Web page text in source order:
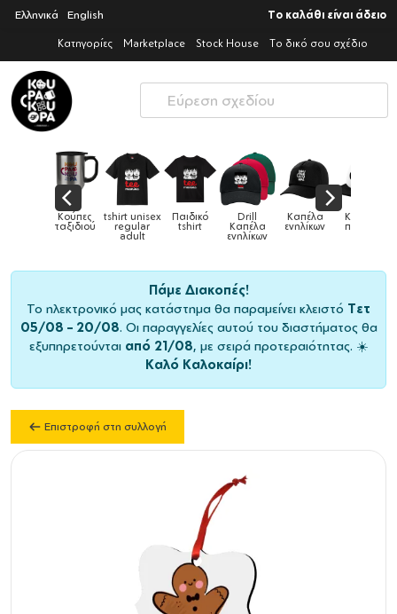
Ελληνικά English Το καλάθι είναι άδειο
Κατηγορίες Marketplace Stock House Το δικό σου σχέδιο
Κούπες
ταξιδιού
tshirt unisex
regular
adult
Παιδικό
tshirt
Drill
Καπέλα
ενηλίκων
Καπέλα
ενηλίκων
Καπέλα
παιδικά
Πάμε Διακοπές!
Το ηλεκτρονικό μας κατάστημα θα παραμείνει κλειστό Τετ
05/08 – 20/08. Οι παραγγελίες αυτού του διαστήματος θα
εξυπηρετούνται από 21/08, με σειρά προτεραιότητας. ☀️
Καλό Καλοκαίρι!
Επιστροφή στη συλλογή